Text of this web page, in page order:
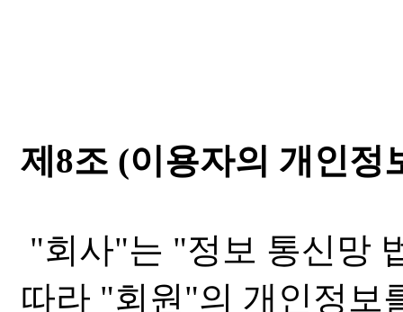
제8조 (이용자의 개인정
"회사"는 "정보 통신망
따라 "회원"의 개인정보